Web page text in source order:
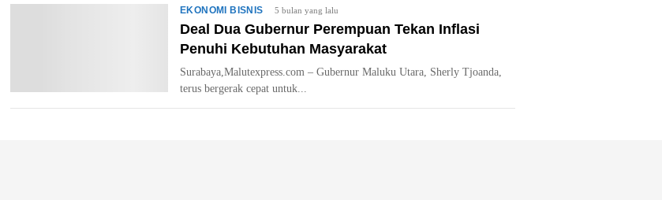
EKONOMI BISNIS 5 bulan yang lalu
Deal Dua Gubernur Perempuan Tekan Inflasi
Penuhi Kebutuhan Masyarakat
​Surabaya,Malutexpress.com – Gubernur Maluku Utara, Sherly Tjoanda,
terus bergerak cepat untuk...